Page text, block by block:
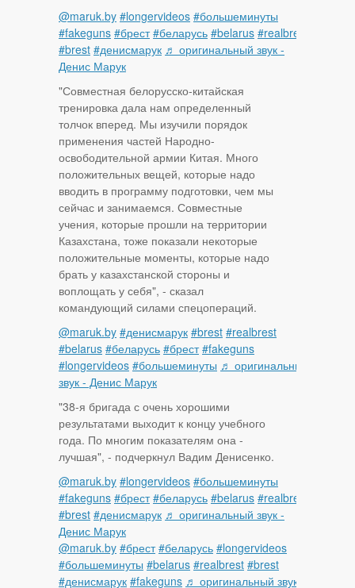
@maruk.by #longervideos #большеминуты
#fakeguns #брест #беларусь #belarus #realbrest
#brest #денисмарук ♬ оригинальный звук -
Денис Марук
"Совместная белорусско-китайская
тренировка дала нам определенный
толчок вперед. Мы изучили порядок
применения частей Народно-
освободительной армии Китая. Много
положительных вещей, которые надо
вводить в программу подготовки, чем мы
сейчас и занимаемся. Совместные
учения, которые прошли на территории
Казахстана, тоже показали некоторые
положительные моменты, которые надо
брать у казахстанской стороны и
воплощать у себя", - сказал
командующий силами спецопераций.
@maruk.by #денисмарук #brest #realbrest
#belarus #беларусь #брест #fakeguns
#longervideos #большеминуты ♬ оригинальный
звук - Денис Марук
"38-я бригада с очень хорошими
результатами выходит к концу учебного
года. По многим показателям она -
лучшая", - подчеркнул Вадим Денисенко.
@maruk.by #longervideos #большеминуты
#fakeguns #брест #беларусь #belarus #realbrest
#brest #денисмарук ♬ оригинальный звук -
Денис Марук
@maruk.by #брест #беларусь #longervideos
#большеминуты #belarus #realbrest #brest
#денисмарук #fakeguns ♬ оригинальный звук -